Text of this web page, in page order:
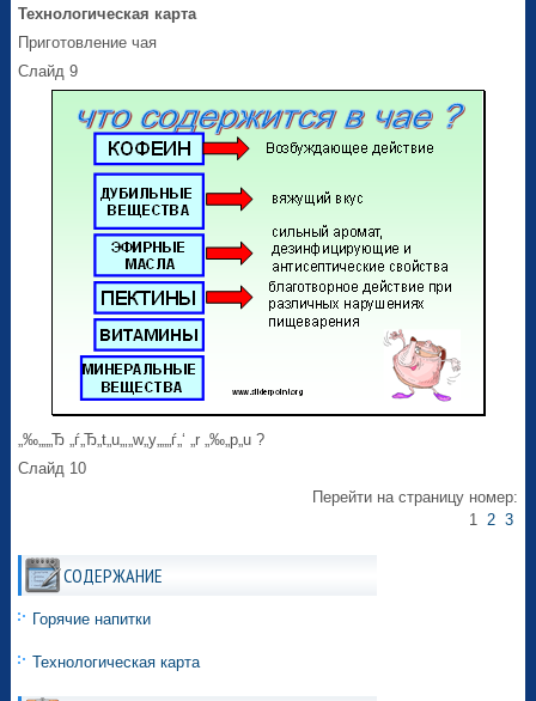
Технологическая карта
Приготовление чая
Слайд 9
„‰„„„Ђ „ѓ„Ђ„t„u„‚„w„y„„„ѓ„‘ „r „‰„p„u ?
Слайд 10
Перейти на страницу номер:
1 2 3
СОДЕРЖАНИЕ
Горячие напитки
Технологическая карта